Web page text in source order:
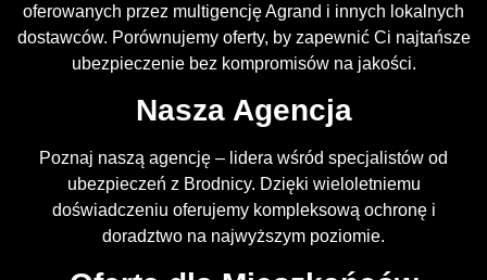
oferowanych przez multigencję Agrand i innych lokalnych
dostawców. Porównujemy oferty, by zapewnić Ci najtańsze
ubezpieczenie bez kompromisów na jakości.
Nasza Agencja
Poznaj naszą agencję – lidera wśród specjalistów od
ubezpieczeń z Brodnicy. Dzięki wieloletniemu
doświadczeniu oferujemy kompleksową ochronę i
doradztwo na najwyższym poziomie.